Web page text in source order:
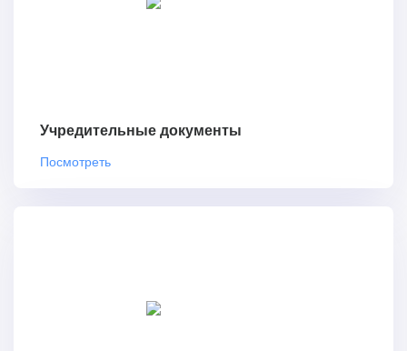
Учредительные документы
Посмотреть